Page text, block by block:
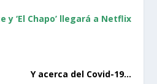
y ‘El Chapo’ llegará a Netflix
Y acerca del Covid-19…